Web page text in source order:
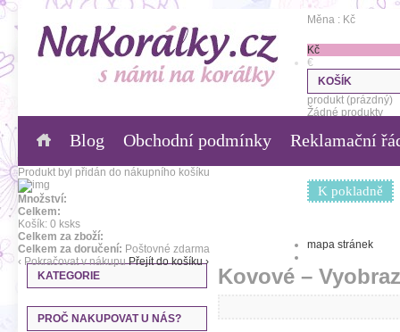
Měna : Kč
Kč
€
KOŠÍK
produkt (prázdný)
Žádné produkty
0,00 Kč Poštovné
K pokladně
mapa stránek
Blog Obchodní podmínky Reklamační
Produkt byl přidán do nákupního košíku
Množství:
Celkem:
Košík: 0 ksks
Celkem za zboží:
Celkem za doručení: Poštovné zdarma
‹ Pokračovat v nákupu Přejít do košíku ›
KATEGORIE
PROČ NAKUPOVAT U NÁS?
Kovové –